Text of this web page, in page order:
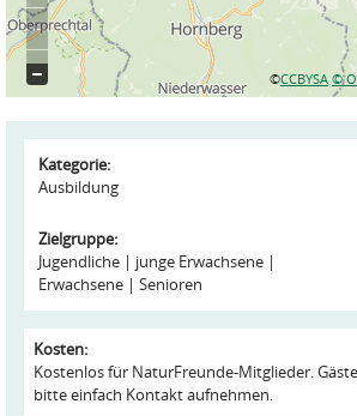
©CCBYSA ©
Kategorie:
Ausbildung
Zielgruppe:
Jugendliche
junge Erwachsene
Erwachsene
Senioren
Kosten:
Kostenlos für NaturFreunde-Mitglieder.
bitte einfach Kontakt aufnehmen.